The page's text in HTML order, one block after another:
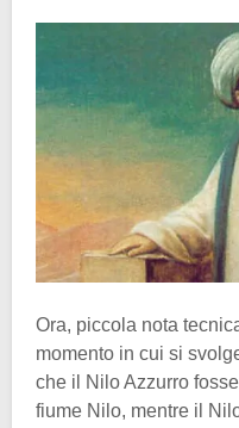
Ora, piccola nota
momento in cui si
che il Nilo Azzurro
fiume Nilo, mentre il